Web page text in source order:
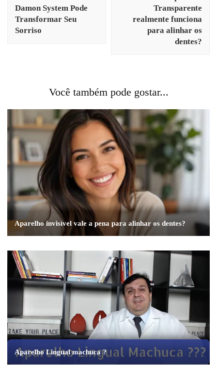
post
Damon System Pode
Transformar Seu
Sorriso
Transparente
realmente funciona
para alinhar os
dentes?
Você também pode gostar...
Aparelho invisível vale a pena para alinhar os dentes?
Aparelho Lingual machuca ?